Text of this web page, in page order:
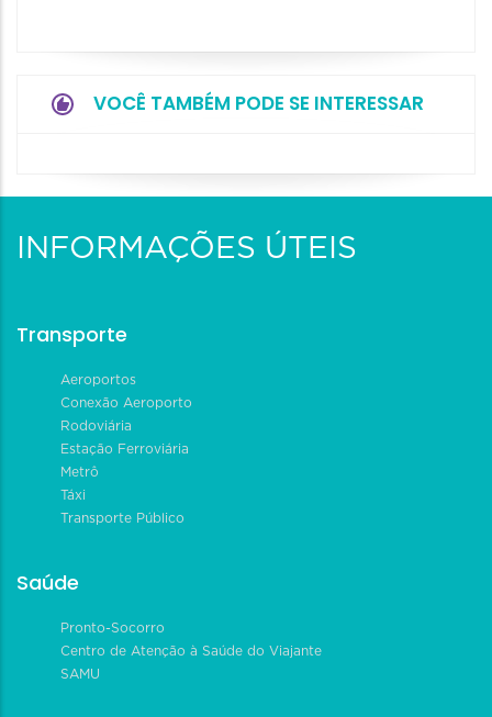
VOCÊ TAMBÉM PODE SE INTERESSAR
INFORMAÇÕES ÚTEIS
Transporte
Aeroportos
Conexão Aeroporto
Rodoviária
Estação Ferroviária
Metrô
Táxi
Transporte Público
Saúde
Pronto-Socorro
Centro de Atenção à Saúde do Viajante
SAMU